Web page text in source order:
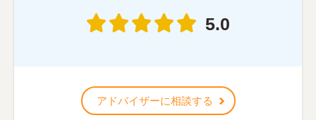
5.0
アドバイザーに相談する